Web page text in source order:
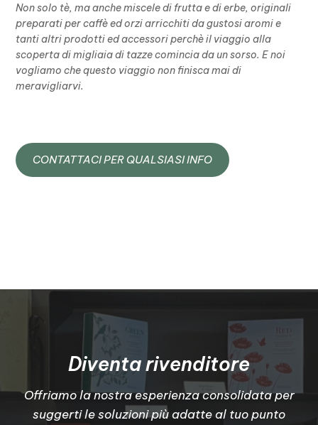
Non solo tè, ma anche miscele di frutta e di erbe, originali
preparati per caffè ed orzi arricchiti da gustosi aromi e
tanti altri prodotti ed accessori perchè il viaggio alla
scoperta di migliaia di tazze comincia da un sorso. E noi
vogliamo che questo viaggio non finisca mai di
meravigliarvi.
CONTATTACI PER QUALSIASI INFO
Diventa rivenditore
Offriamo la nostra esperienza consolidata per
suggerti le soluzioni più adatte al tuo punto